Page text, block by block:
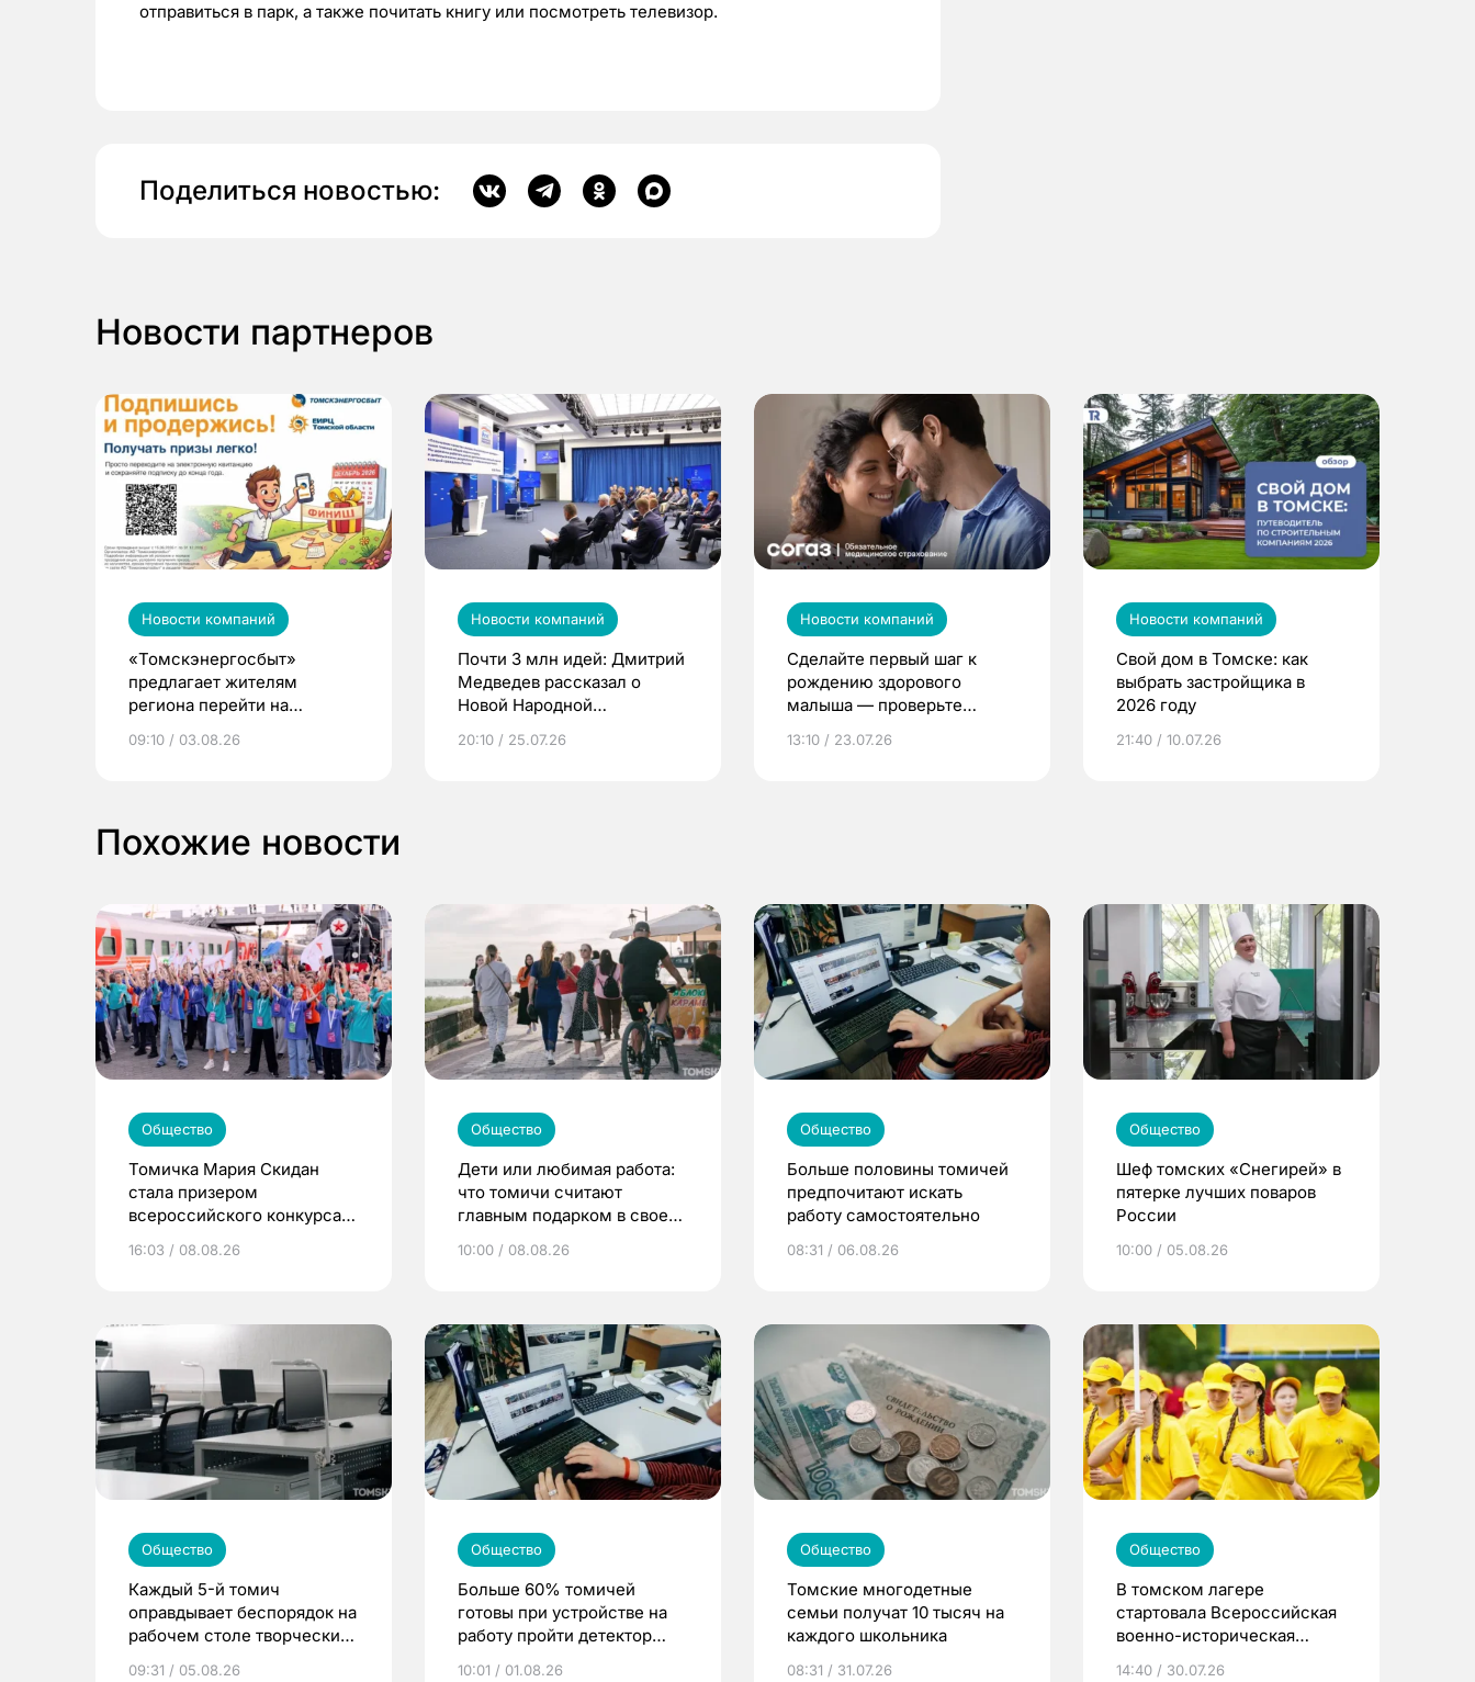
отправиться в парк, а также почитать книгу или посмотреть телевизор.
Поделиться новостью:
Новости партнеров
Новости компаний
«Томскэнергосбыт»
предлагает жителям
региона перейти на
выиграть призы
09:10 / 03.08.26
Новости компаний
Почти 3 млн идей: Дмитрий
Медведев рассказал о
Новой Народной
20:10 / 25.07.26
Новости компаний
Сделайте первый шаг к
рождению здорового
малыша — проверьте
по ОМС!
13:10 / 23.07.26
Новости компаний
Свой дом в Томске: как
выбрать застройщика в
2026 году
21:40 / 10.07.26
Похожие новости
Общество
Томичка Мария Скидан
стала призером
всероссийского конкурса
16:03 / 08.08.26
Общество
Дети или любимая работа:
что томичи считают
главным подарком в своей
10:00 / 08.08.26
Общество
Больше половины томичей
предпочитают искать
работу самостоятельно
08:31 / 06.08.26
Общество
Шеф томских «Снегирей» в
пятерке лучших поваров
России
10:00 / 05.08.26
Общество
Каждый 5-й томич
оправдывает беспорядок на
рабочем столе творческим
09:31 / 05.08.26
Общество
Больше 60% томичей
готовы при устройстве на
работу пройти детектор
10:01 / 01.08.26
Общество
Томские многодетные
семьи получат 10 тысяч на
каждого школьника
08:31 / 31.07.26
Общество
В томском лагере
стартовала Всероссийская
военно-историческая
14:40 / 30.07.26